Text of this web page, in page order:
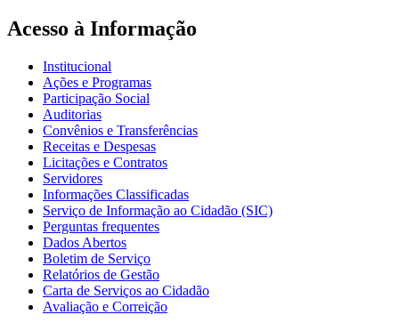
Acesso à Informação
Institucional
Ações e Programas
Participação Social
Auditorias
Convênios e Transferências
Receitas e Despesas
Licitações e Contratos
Servidores
Informações Classificadas
Serviço de Informação ao Cidadão (SIC)
Perguntas frequentes
Dados Abertos
Boletim de Serviço
Relatórios de Gestão
Carta de Serviços ao Cidadão
Avaliação e Correição